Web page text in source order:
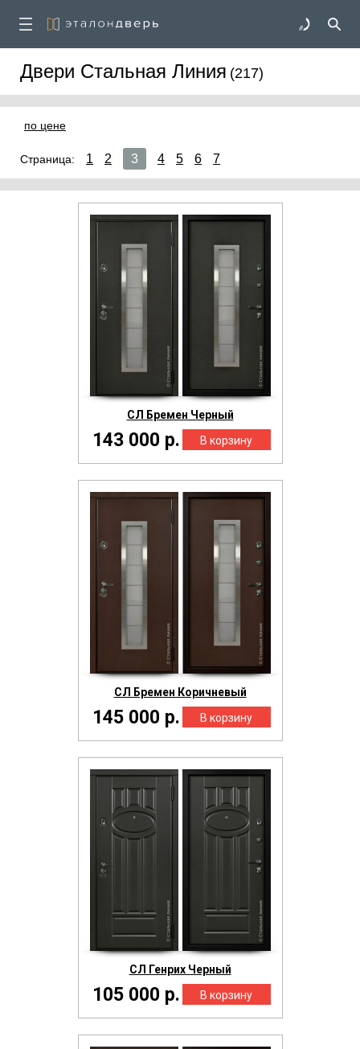
Двери Стальная Линия (217)
по цене
Страница: 1 2 3 4 5 6 7
СЛ Бремен Черный
143 000 р.
СЛ Бремен Коричневый
145 000 р.
СЛ Генрих Черный
105 000 р.